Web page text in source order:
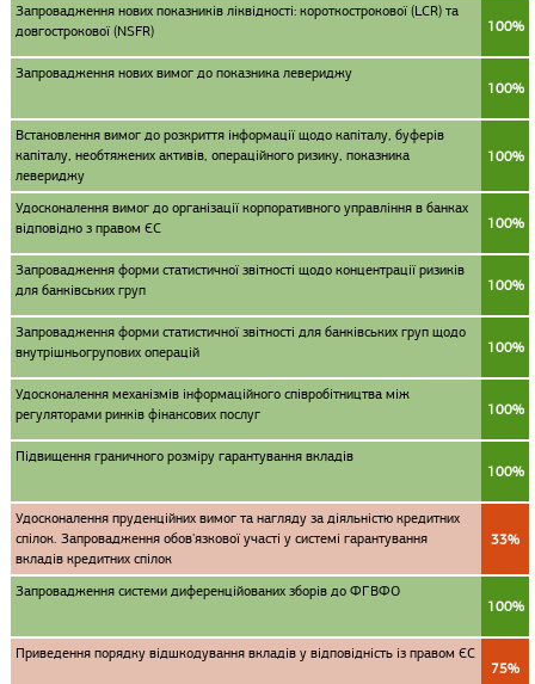
Запровадження нових показників ліквідності: короткострокової (LCR) та
довгострокової (NSFR)
100%
Запровадження нових вимог до показника левериджу
100%
Встановлення вимог до розкриття інформації щодо капіталу, буферів
капіталу, необтяжених активів, операційного ризику, показника
левериджу
100%
Удосконалення вимог до організації корпоративного управління в банках
відповідно з правом ЄС
100%
Запровадження форми статистичної звітності щодо концентрації ризиків
для банківських груп
100%
Запровадження форми статистичної звітності для банківських груп щодо
внутрішньогрупових операцій
100%
Удосконалення механізмів інформаційного співробітництва між
регуляторами ринків фінансових послуг
100%
Підвищення граничного розміру гарантування вкладів
100%
Удосконалення пруденційних вимог та нагляду за діяльністю кредитних
спілок. Запровадження обов'язкової участі у системі гарантування
вкладів кредитних спілок
33%
Запровадження системи диференційованих зборів до ФГВФО
100%
Приведення порядку відшкодування вкладів у відповідність із правом ЄС
75%